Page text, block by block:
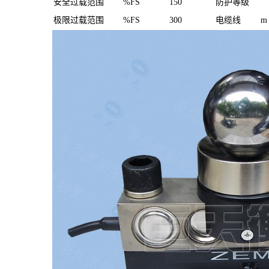
安全过载范围 %FS 150
防护等级
极限过载范围
%FS 300 电缆线 m